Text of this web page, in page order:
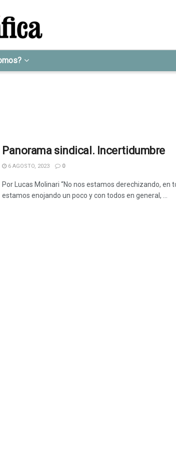
Panorama sindical. Incertidumbre
6 AGOSTO, 2023 0
Por Lucas Molinari “No nos estamos derechizando, en
estamos enojando un poco y con todos en general, ...